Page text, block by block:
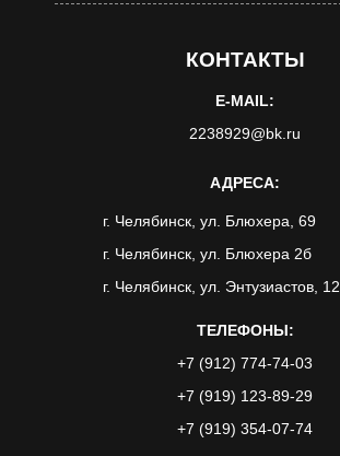
КОНТАКТЫ
E-MAIL:
2238929@bk.ru
АДРЕСА:
г. Челябинск, ул. Блюхера, 69
г. Челябинск, ул. Блюхера 2б
г. Челябинск, ул. Энтузиастов, 12
ТЕЛЕФОНЫ:
+7 (912) 774-74-03
+7 (919) 123-89-29
+7 (919) 354-07-74